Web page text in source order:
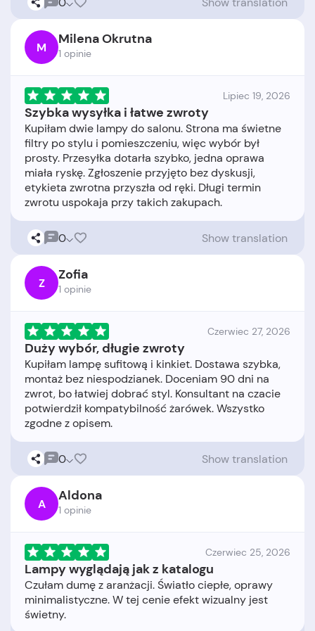
M Milena Okrutna
1 opinie
Lipiec 19, 2026
Szybka wysyłka i łatwe zwroty
Kupiłam dwie lampy do salonu. Strona ma świetne
filtry po stylu i pomieszczeniu, więc wybór był
prosty. Przesyłka dotarła szybko, jedna oprawa
miała ryskę. Zgłoszenie przyjęto bez dyskusji,
etykieta zwrotna przyszła od ręki. Długi termin
0 Show translation
Z Zofia
1 opinie
Czerwiec 27, 2026
Duży wybór, długie zwroty
Kupiłam lampę sufitową i kinkiet. Dostawa szybka,
montaż bez niespodzianek. Doceniam 90 dni na
zwrot, bo łatwiej dobrać styl. Konsultant na czacie
potwierdził kompatybilność żarówek. Wszystko
0 Show translation
A Aldona
1 opinie
Czerwiec 25, 2026
Lampy wyglądają jak z katalogu
Czułam dumę z aranżacji. Światło ciepłe, oprawy
minimalistyczne. W tej cenie efekt wizualny jest